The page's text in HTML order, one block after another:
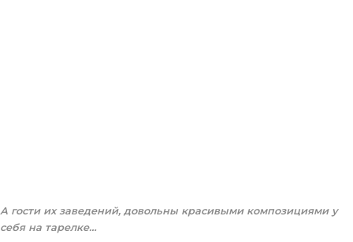
А гости их заведений, довольны красивыми композициями у
себя на тарелке…